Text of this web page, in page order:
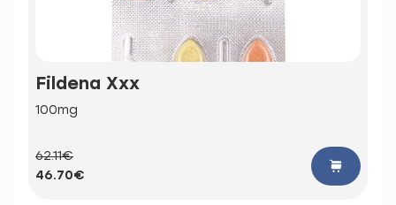
Fildena Xxx
100mg
62.11€
46.70€